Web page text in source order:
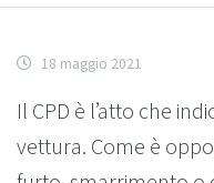
18 maggio 2021
Il CPD è l’atto che
vettura. Come è